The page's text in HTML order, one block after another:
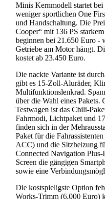
Minis Kernmodell startet
weniger sportlichen One
und Handschaltung. Die
Cooper“ mit 136 PS
beginnen bei 21.650 Euro -
Getriebe am Motor hängt.
kostet ab 23.450 Euro.
Die nackte Variante ist
gibt es 15-Zoll-Aluräder,
Multifunktionslenkrad.
über die Wahl eines Pakets.
Testwagen ist das Chili-
Fahrmodi, Lichtpaket und
finden sich in der
Paket für die
ACC) und die Sitzheizung
Connected Navigation
Screen die gängigen
sowie eine
Die kostspieligste Option
Works-Trimm (6.000 Euro)